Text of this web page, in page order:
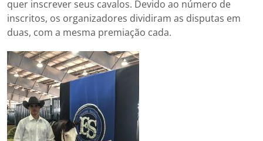
quer inscrever seus cavalos. Devido ao número de
inscritos, os organizadores dividiram as disputas em
duas, com a mesma premiação cada.